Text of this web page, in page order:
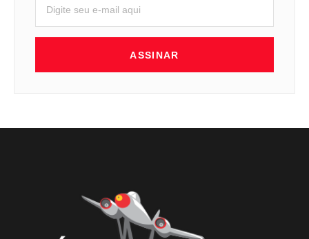
ASSINAR